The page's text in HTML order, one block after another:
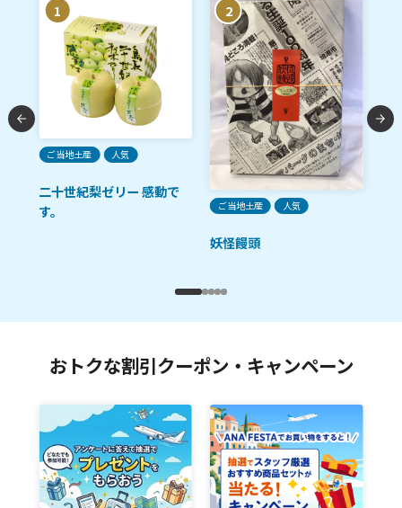
1
ご当地土産 人気
二十世紀梨ゼリー 感動で
す。
2
ご当地土産 人気
妖怪饅頭
人
おトクな割引クーポン・キャンペーン